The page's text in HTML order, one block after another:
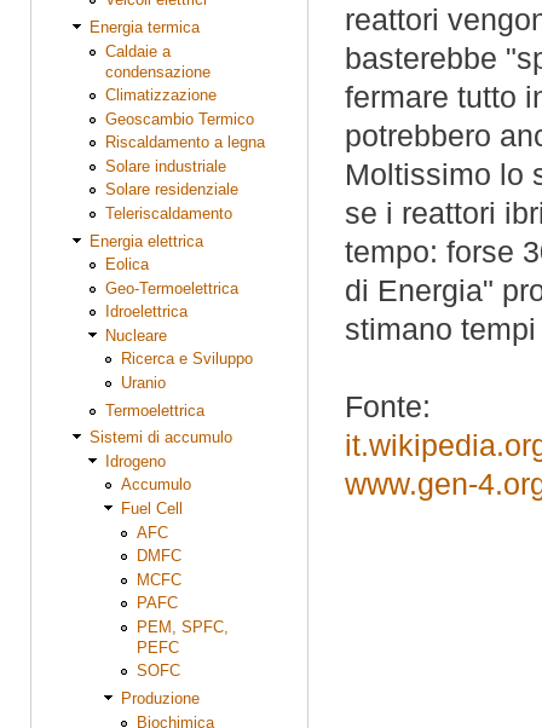
Energia termica
Caldaie a
condensazione
Climatizzazione
Geoscambio Termico
Riscaldamento a legna
Solare industriale
Solare residenziale
Teleriscaldamento
Energia elettrica
Eolica
Geo-Termoelettrica
Idroelettrica
Nucleare
Ricerca e Sviluppo
Uranio
Termoelettrica
Sistemi di accumulo
Idrogeno
Accumulo
Fuel Cell
AFC
DMFC
MCFC
PAFC
PEM, SPFC,
PEFC
SOFC
Produzione
Biochimica
reattori
basterebbe
fermare tutto
potrebbero
Moltissimo lo
se i reattori
tempo: forse
di Energia"
stimano
Fonte:
www.gen-